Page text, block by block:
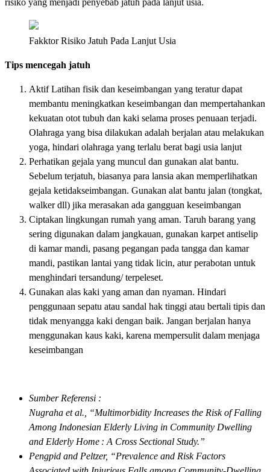
Fakktor Risiko Jatuh Pada Lanjut Usia
Tips mencegah jatuh
Aktif Latihan fisik dan keseimbangan yang teratur dapat
membantu meningkatkan keseimbangan dan mempertahankan
kekuatan otot tubuh dan kaki selama proses penuaan terjadi.
Olahraga yang bisa dilakukan adalah berjalan atau melakukan
yoga, hindari olahraga yang terlalu berat bagi usia lanjut
Perhatikan gejala yang muncul dan gunakan alat bantu.
Sebelum terjatuh, biasanya para lansia akan memperlihatkan
gejala ketidakseimbangan. Gunakan alat bantu jalan (tongkat,
walker dll) jika merasakan ada gangguan keseimbangan
Ciptakan lingkungan rumah yang aman. Taruh barang yang
sering digunakan dalam jangkauan, gunakan karpet antiselip
di kamar mandi, pasang pegangan pada tangga dan kamar
mandi, pastikan lantai yang tidak licin, atur perabotan untuk
menghindari tersandung/ terpeleset.
Gunakan alas kaki yang aman dan nyaman. Hindari
penggunaan sepatu atau sandal hak tinggi atau bertali tipis dan
tidak menyangga kaki dengan baik. Jangan berjalan hanya
menggunakan kaus kaki, karena mempersulit dalam menjaga
keseimbangan
Sumber Referensi :
Nugraha et al., “Multimorbidity Increases the Risk of Falling
Among Indonesian Elderly Living in Community Dwelling
and Elderly Home : A Cross Sectional Study.”
Pengpid and Peltzer, “Prevalence and Risk Factors